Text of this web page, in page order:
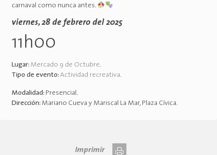
carnaval como nunca antes.
viernes, 28 de febrero del 2025
11h00
Lugar: Mercado 9 de Octubre.
Tipo de evento: Actividad recreativa.
Modalidad: Presencial.
Dirección: Mariano Cueva y Mariscal La Mar, Plaza Cívica.
Imprimir